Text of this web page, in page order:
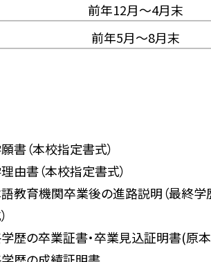
前年12月～4月末
前年5月～8月末
書（本校指定書式）
由書（本校指定書式）
教育機関卒業後の進路説明（最終学
歴の卒業証書・卒業見込証明書(原